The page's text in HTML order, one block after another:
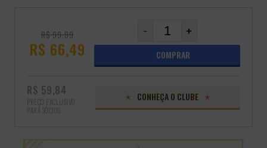
R$ 99,99
R$ 66,49
- +
COMPRAR
R$ 59,84
PREÇO EXCLUSIVO
PARA SÓCIOS
CONHEÇA O CLUBE